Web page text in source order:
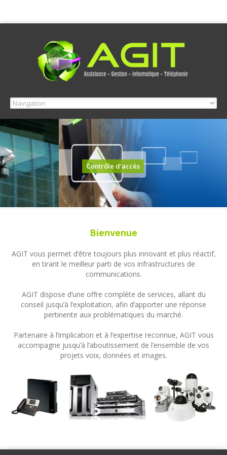
Contrôle d’accès
Bienvenue
AGIT vous permet d’être toujours plus innovant et plus réactif,
en tirant le meilleur parti de vos infrastructures de
communications.
AGIT dispose d’une offre complète de services, allant du
conseil jusqu’à l’exploitation, afin d’apporter une réponse
pertinente aux problématiques du marché.
Partenaire à l’implication et à l’expertise reconnue, AGIT vous
accompagne jusqu’à l’aboutissement de l’ensemble de vos
projets voix, données et images.